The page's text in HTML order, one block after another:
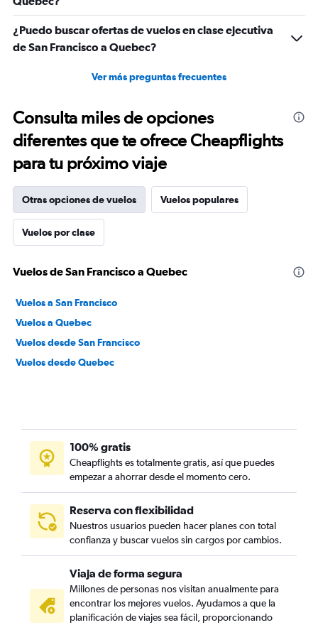
¿Puedo buscar ofertas de vuelos en clase ejecutiva
de San Francisco a Quebec?
Ver más preguntas frecuentes
Consulta miles de opciones
diferentes que te ofrece Cheapflights
para tu próximo viaje
Otras opciones de vuelos Vuelos populares
Vuelos por clase
Vuelos de San Francisco a Quebec
Vuelos a San Francisco
Vuelos a Quebec
Vuelos desde San Francisco
Vuelos desde Quebec
100% gratis
Cheapflights es totalmente gratis, así que puedes
empezar a ahorrar desde el momento cero.
Reserva con flexibilidad
Nuestros usuarios pueden hacer planes con total
confianza y buscar vuelos sin cargos por cambios.
Viaja de forma segura
Millones de personas nos visitan anualmente para
encontrar los mejores vuelos. Ayudamos a que la
planificación de viajes sea fácil, proporcionando